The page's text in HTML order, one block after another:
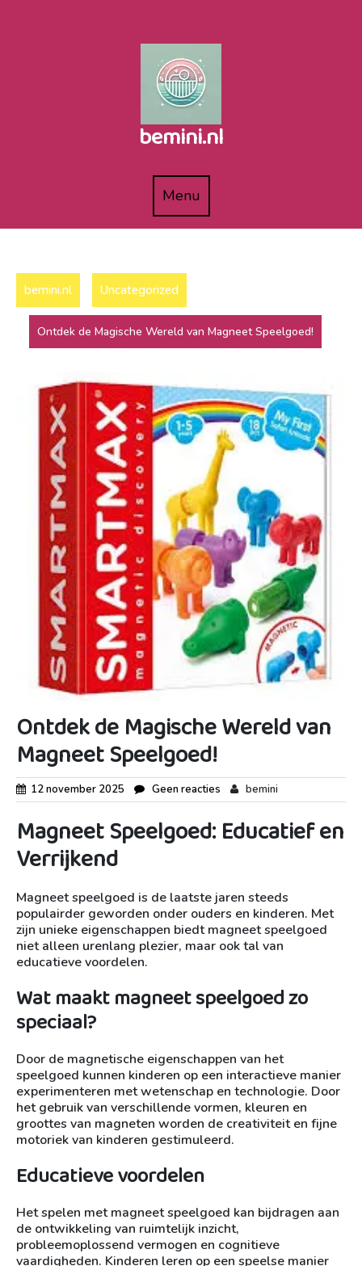
bemini.nl
MenuMenu
bemini.nl Uncategorized
Ontdek de Magische Wereld van Magneet Speelgoed!
Ontdek de Magische Wereld van
Magneet Speelgoed!
12 november 2025 Geen reacties bemini
Magneet Speelgoed: Educatief en
Verrijkend
Magneet speelgoed is de laatste jaren steeds
populairder geworden onder ouders en kinderen. Met
zijn unieke eigenschappen biedt magneet speelgoed
niet alleen urenlang plezier, maar ook tal van
educatieve voordelen.
Wat maakt magneet speelgoed zo
speciaal?
Door de magnetische eigenschappen van het
speelgoed kunnen kinderen op een interactieve manier
experimenteren met wetenschap en technologie. Door
het gebruik van verschillende vormen, kleuren en
groottes van magneten worden de creativiteit en fijne
motoriek van kinderen gestimuleerd.
Educatieve voordelen
Het spelen met magneet speelgoed kan bijdragen aan
de ontwikkeling van ruimtelijk inzicht,
probleemoplossend vermogen en cognitieve
vaardigheden. Kinderen leren op een speelse manier